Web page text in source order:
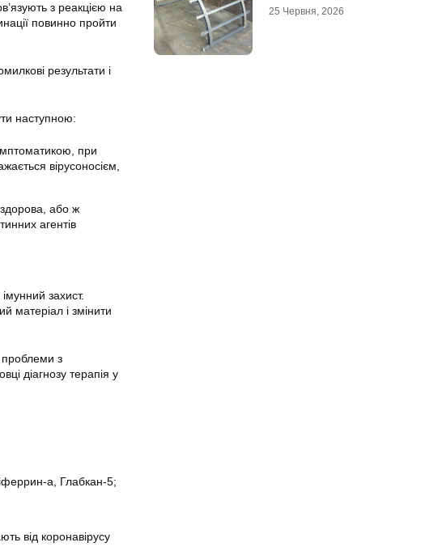
з реакцією на
повинно пройти
результати і
наступною:
при
вірусоносієм,
здорова, або ж
агентів
захист.
матеріал і змінити
проблеми з
діагнозу терапія у
а, Глабкан-5;
від коронавірусу
25 Червня, 2026